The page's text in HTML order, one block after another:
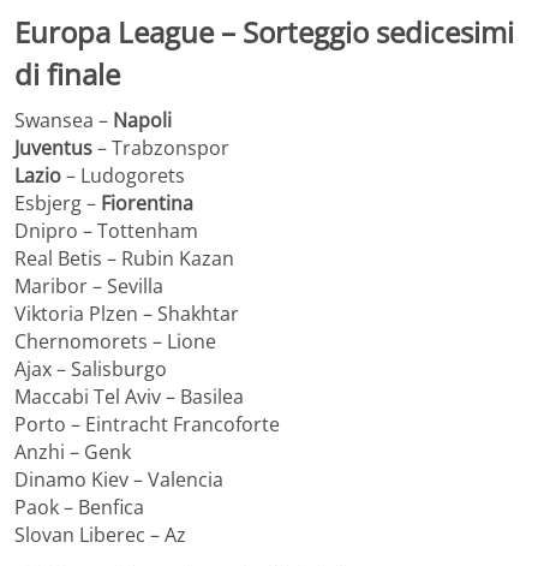
Europa League – Sorteggio sedicesimi
di finale
Swansea – Napoli
Juventus– Trabzonspor
Lazio– Ludogorets
Esbjerg – Fiorentina
Dnipro – Tottenham
Real Betis – Rubin Kazan
Maribor – Sevilla
Viktoria Plzen – Shakhtar
Chernomorets – Lione
Ajax – Salisburgo
Maccabi Tel Aviv – Basilea
Porto – Eintracht Francoforte
Anzhi – Genk
Dinamo Kiev – Valencia
Paok – Benfica
Slovan Liberec – Az